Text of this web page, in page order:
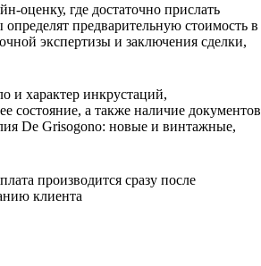
оценку, где достаточно прислать
предварительную стоимость в
экспертизы и заключения сделки,
и характер инкрустаций,
состояние, а также наличие документов
De Grisogono: новые и винтажные,
производится сразу после
клиента